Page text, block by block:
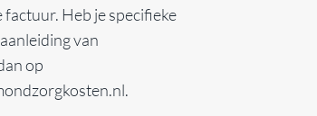
Heb je specifieke
van
op